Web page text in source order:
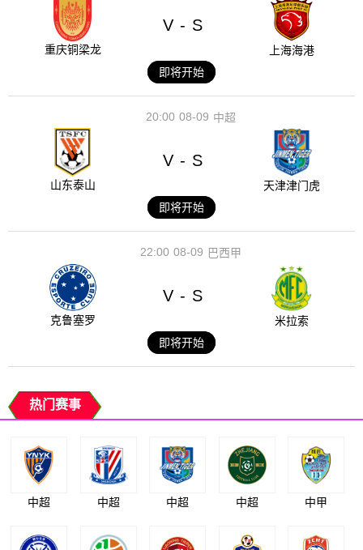
重庆铜梁龙
V - S
上海海港
即将开始
08-09
20:00 中超
山东泰山
V - S
天津津门虎
即将开始
08-09
22:00 巴西甲
克鲁塞罗
V - S
米拉索
即将开始
热门赛事
中超 中超 中超 中超 中甲